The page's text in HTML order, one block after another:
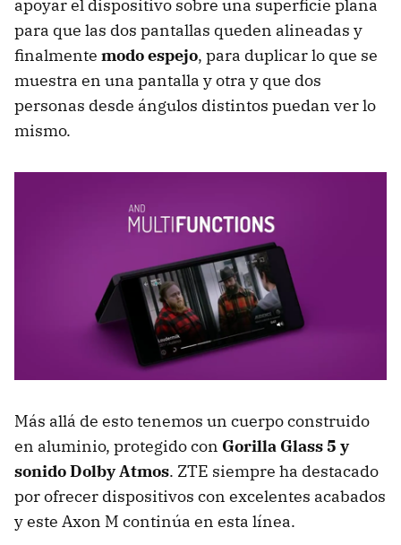
apoyar el dispositivo sobre una superficie plana
para que las dos pantallas queden alineadas y
finalmente modo espejo, para duplicar lo que se
muestra en una pantalla y otra y que dos
personas desde ángulos distintos puedan ver lo
mismo.
Más allá de esto tenemos un cuerpo construido
en aluminio, protegido con Gorilla Glass 5 y
sonido Dolby Atmos. ZTE siempre ha destacado
por ofrecer dispositivos con excelentes acabados
y este Axon M continúa en esta línea.